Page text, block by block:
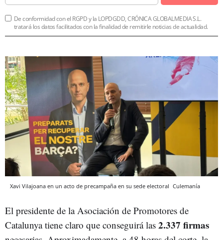
De conformidad con el RGPD y la LOPDGDD, CRÓNICA GLOBALMEDIA S.L.
tratará los datos facilitados con la finalidad de remitirle noticias de actualidad.
Xavi Vilajoana en un acto de precampaña en su sede electoral Culemanía
El presidente de la Asociación de Promotores de
Catalunya tiene claro que conseguirá las 2.337 firmas